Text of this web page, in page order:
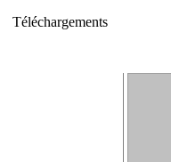
Téléchargements